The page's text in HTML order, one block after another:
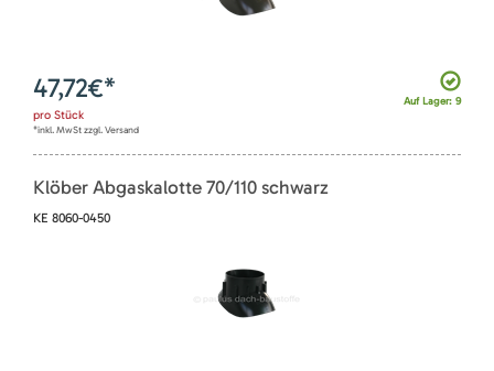
Auf Lager: 9
47,72€*
pro Stück
*inkl. MwSt zzgl. Versand
Klöber Abgaskalotte 70/110 schwarz
KE 8060-0450